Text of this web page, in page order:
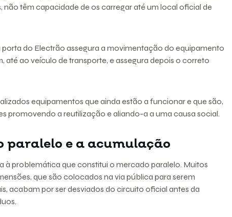
não têm capacidade de os carregar até um local oficial de
do Electrão assegura a movimentação do equipamento
até ao veículo de transporte, e assegura depois o correto
equipamentos que ainda estão a funcionar e que são,
promovendo a reutilização e aliando-a a uma causa social.
paralelo e a acumulação
à problemática que constitui o mercado paralelo. Muitos
que são colocados na via pública para serem
acabam por ser desviados do circuito oficial antes da